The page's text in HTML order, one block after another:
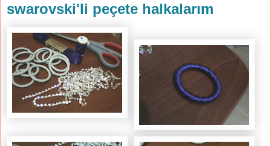
swarovski'li peçete halkalarım